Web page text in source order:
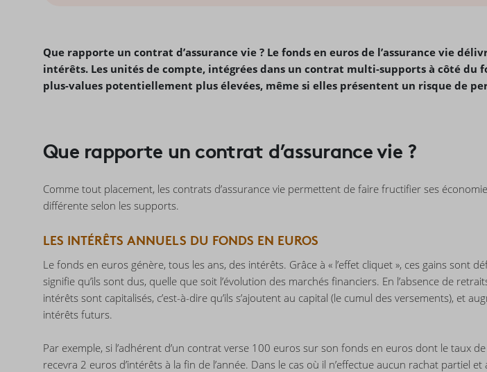
Que rapporte un contrat d’assurance vie ? Le fonds en euros de l’assurance vie
intérêts. Les unités de compte, intégrées dans un contrat multi-supports à côté du
plus-values potentiellement plus élevées, même si elles présentent un risque de
Que rapporte un contrat d’assurance vie ?
Comme tout placement, les contrats d’assurance vie permettent de faire fructifier ses
différente selon les supports.
LES INTÉRÊTS ANNUELS DU FONDS EN EUROS
Le fonds en euros génère, tous les ans, des intérêts. Grâce à « l’effet cliquet », ces gains sont
signifie qu’ils sont dus, quelle que soit l’évolution des marchés financiers. En l’absence de
intérêts sont capitalisés, c’est-à-dire qu’ils s’ajoutent au capital (le cumul des versements), et
intérêts futurs.
Par exemple, si l’adhérent d’un contrat verse 100 euros sur son fonds en euros dont le taux
recevra 2 euros d’intérêts à la fin de l’année. Dans le cas où il n’effectue aucun rachat partiel